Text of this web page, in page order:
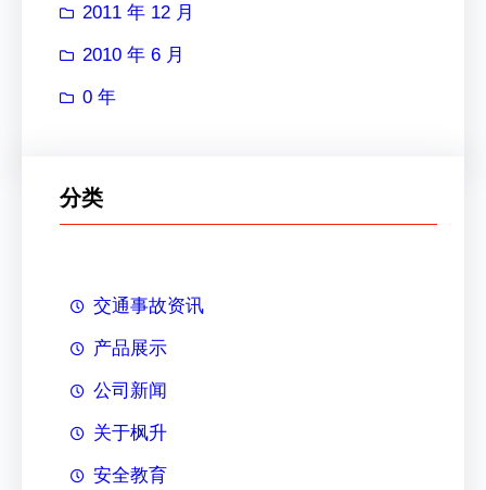
2011 年 12 月
2010 年 6 月
0 年
分类
交通事故资讯
产品展示
公司新闻
关于枫升
安全教育